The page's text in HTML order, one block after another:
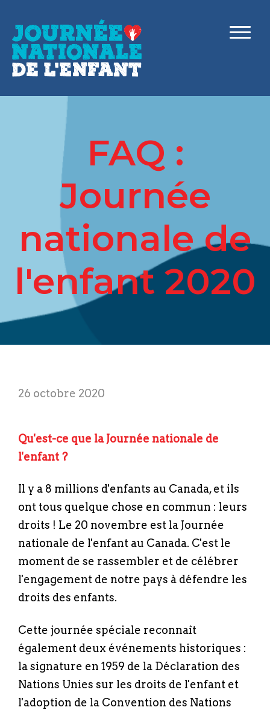
FAQ :
Journée
nationale de
l'enfant 2020
26 octobre 2020
Qu'est-ce que la Journée nationale de
l'enfant ?
Il y a 8 millions d'enfants au Canada, et ils
ont tous quelque chose en commun : leurs
droits ! Le 20 novembre est la Journée
nationale de l'enfant au Canada. C'est le
moment de se rassembler et de célébrer
l'engagement de notre pays à défendre les
droits des enfants.
Cette journée spéciale reconnaît
également deux événements historiques :
la signature en 1959 de la Déclaration des
Nations Unies sur les droits de l'enfant et
l'adoption de la Convention des Nations